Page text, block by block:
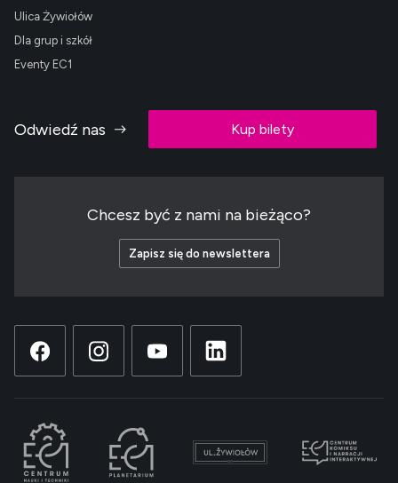
Ulica Żywiołów
Dla grup i szkół
Eventy EC1
Odwiedź nas Kup bilety
Chcesz być z nami na bieżąco?
Zapisz się do newslettera